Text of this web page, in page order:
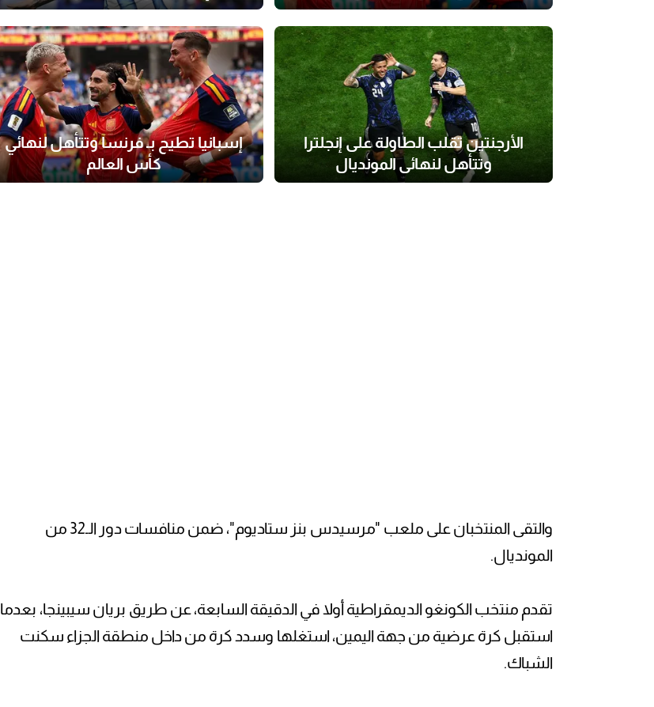
الأرجنتين تقلب الطاولة على إنجلترا
وتتأهل لنهائي المونديال
إسبانيا تطيح بـ فرنسا وتتأهل لنهائي
كأس العالم
والتقى المنتخبان على ملعب "مرسيدس بنز ستاديوم"، ضمن منافسات دور الـ32 من
المونديال.
تقدم منتخب الكونغو الديمقراطية أولا في الدقيقة السابعة، عن طريق بريان سيبينجا، بعدما
استقبل كرة عرضية من جهة اليمين، استغلها وسدد كرة من داخل منطقة الجزاء سكنت
الشباك.